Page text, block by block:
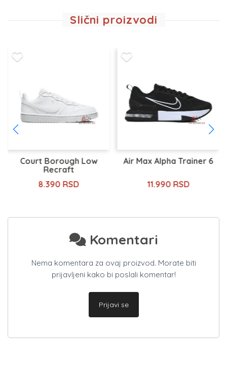
Slični proizvodi
Court Borough Low
Recraft
8.390 RSD
Air Max Alpha Trainer 6
11.990 RSD
Komentari
Nema komentara za ovaj proizvod. Morate biti
prijavljeni kako bi poslali komentar!
Prijavi se